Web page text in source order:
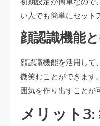
い人でも簡単にセット
顔認識機能
顔認識機能を活用して
微笑むことができます
囲気を作り出すことが
メリット